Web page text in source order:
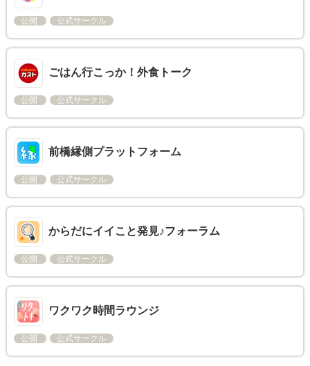
公開 公式サークル
ごはん行こっか！外食トーク
公開 公式サークル
前橋縁側プラットフォーム
公開 公式サークル
からだにイイこと発見♪フォーラム
公開 公式サークル
ワクワク時間ラウンジ
公開 公式サークル